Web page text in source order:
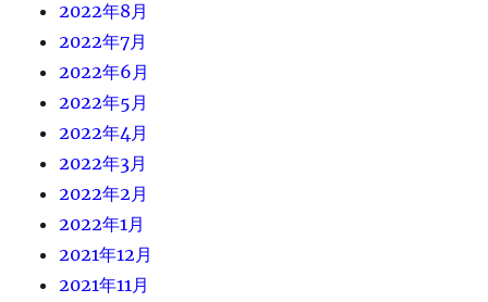
2022年8月
2022年7月
2022年6月
2022年5月
2022年4月
2022年3月
2022年2月
2022年1月
2021年12月
2021年11月